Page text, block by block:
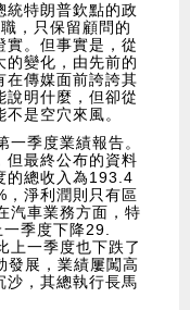
統特朗普欽點的政
，只保留顧問的
實。但事實是，從
的變化，由先前的
在傳媒面前誇誇其
說明什麼，但卻從
是空穴來風。
季度業績報告。
但最終公布的資料
的總收入為193.4
，淨利潤則只有區
汽車業務方面，特
季度下降29.
上一季度也下跌了
發展，業績屢闖高
沙，其總執行長馬